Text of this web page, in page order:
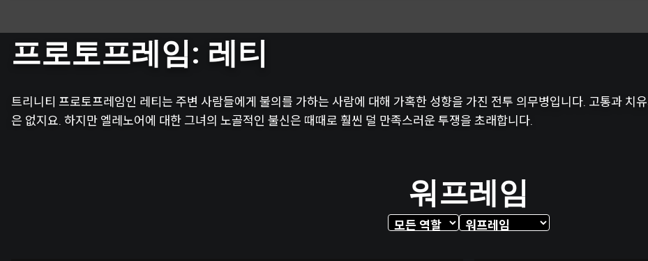
프로토프레임: 레티
트리니티 프로토프레임인 레티는 주변 사람들에게 불의를 가하는 사람에 대해 가혹한 성향을 가진 전투 의무병입니다. 고통과 치
은 없지요. 하지만 엘레노어에 대한 그녀의 노골적인 불신은 때때로 훨씬 덜 만족스러운 투쟁을 초래합니다.
워프레임